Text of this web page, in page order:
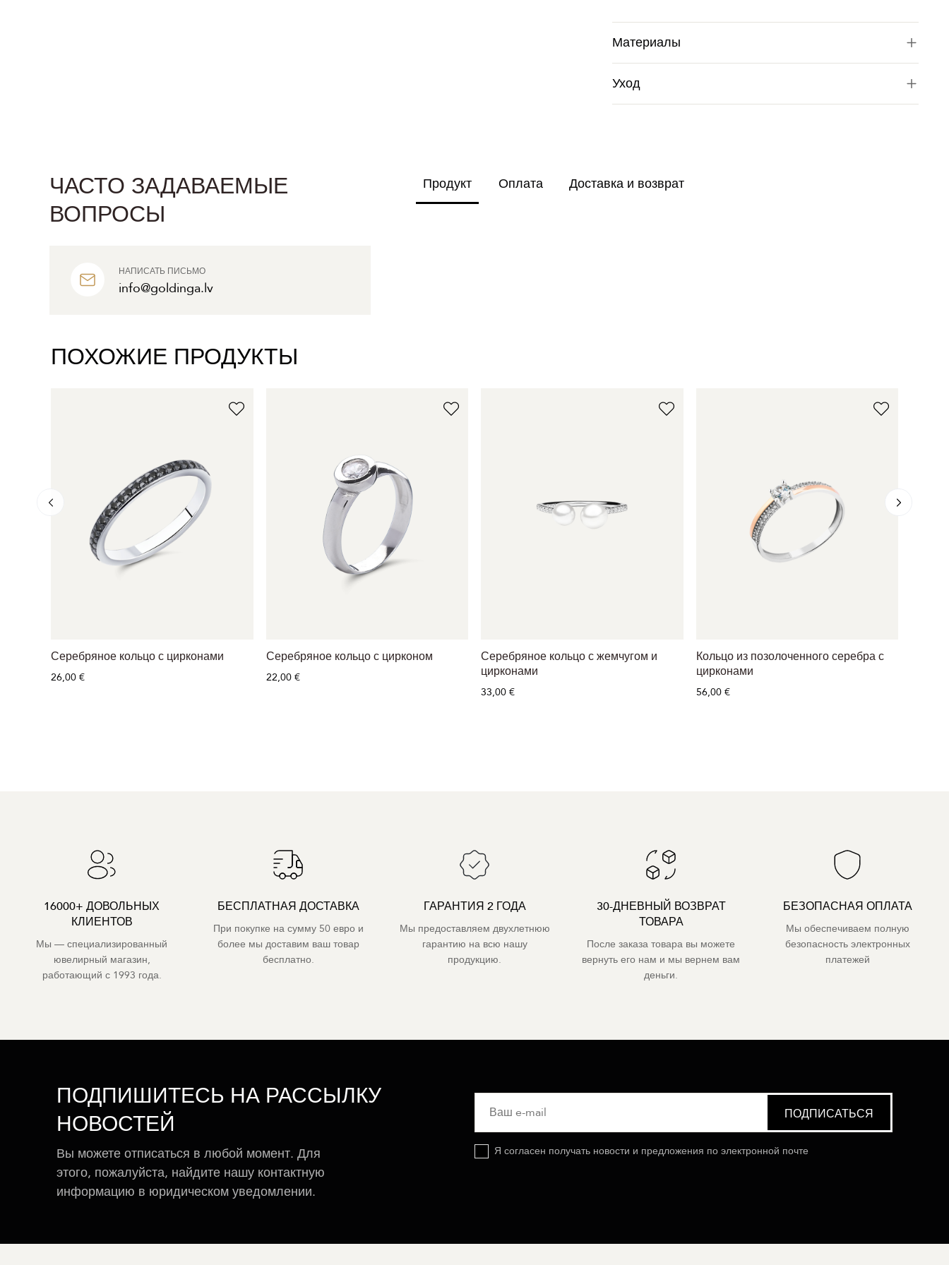
Материалы
Уход
ЧАСТО ЗАДАВАЕМЫЕ
ВОПРОСЫ
НАПИСАТЬ ПИСЬМО
info@goldinga.lv
Продукт Оплата Доставка и возврат
ПОХОЖИЕ ПРОДУКТЫ
Серебряное кольцо с цирконами
26,00 €
Серебряное кольцо с цирконом
22,00 €
Серебряное кольцо с жемчугом и
цирконами
33,00 €
Кольцо из позолоченного серебра с
цирконами
56,00 €
16000+ ДОВОЛЬНЫХ
КЛИЕНТОВ
Мы — специализированный
ювелирный магазин,
работающий с 1993 года.
БЕСПЛАТНАЯ ДОСТАВКА
При покупке на сумму 50 евро и
более мы доставим ваш товар
бесплатно.
ГАРАНТИЯ 2 ГОДА
Мы предоставляем двухлетнюю
гарантию на всю нашу
продукцию.
30-ДНЕВНЫЙ ВОЗВРАТ
ТОВАРА
После заказа товара вы можете
вернуть его нам и мы вернем вам
деньги.
БЕЗОПАСНАЯ ОПЛАТА
Мы обеспечиваем полную
безопасность электронных
платежей
ПОДПИШИТЕСЬ НА РАССЫЛКУ
НОВОСТЕЙ
Вы можете отписаться в любой момент. Для
этого, пожалуйста, найдите нашу контактную
информацию в юридическом уведомлении.
Я согласен получать новости и предложения по электронной почте